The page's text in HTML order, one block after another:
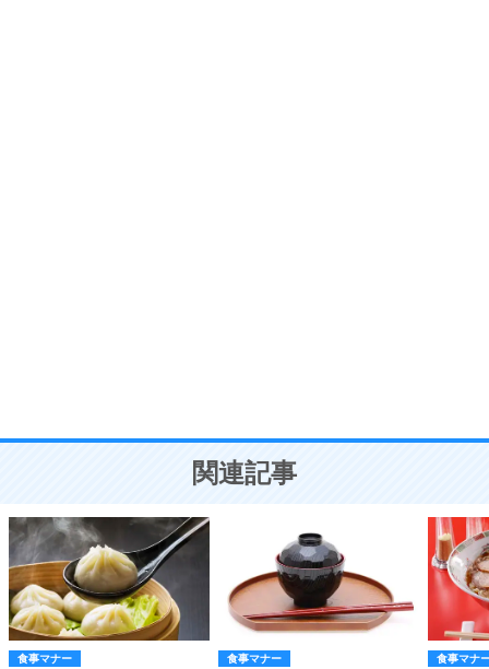
ことが大切。
関連記事
食事マナー 食事マナー 食事マナ